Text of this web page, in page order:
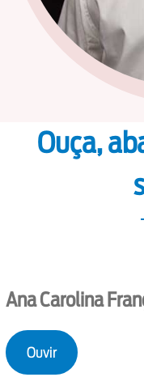
Ouça,
Ana Carolina
Ouvir